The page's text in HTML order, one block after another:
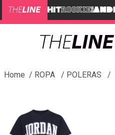
ROPA POLERAS